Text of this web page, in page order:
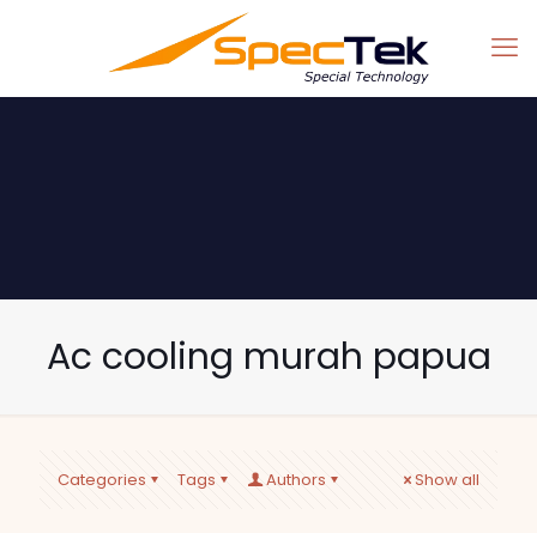
Ac cooling murah papua
Categories Tags Authors Show all